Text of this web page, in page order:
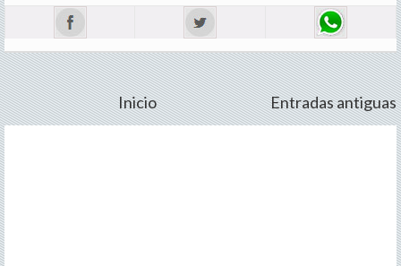
Inicio Entradas antiguas